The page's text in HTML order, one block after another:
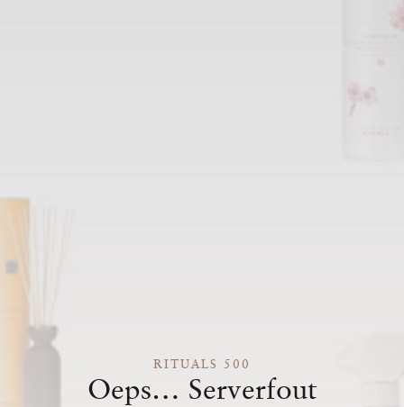
RITUALS 500
Oeps… Serverfout